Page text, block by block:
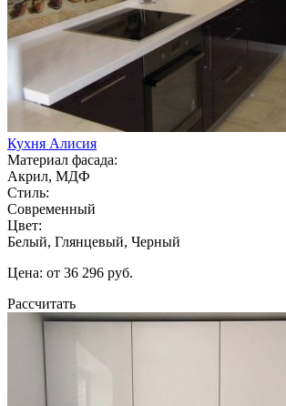
Кухня Алисия
Материал фасада:
Акрил, МДФ
Стиль:
Современный
Цвет:
Белый, Глянцевый, Черный
Цена: от 36 296 руб.
Рассчитать